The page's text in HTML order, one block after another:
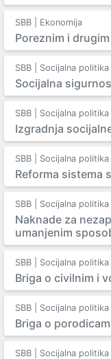
SBB | Ekonomija
Poreznim i
SBB | Socijalna politika
Socijalna
SBB | Socijalna politika
Izgradnja
SBB | Socijalna politika
Reforma sistema
SBB | Socijalna politika
Naknade za
umanjenim
SBB | Socijalna politika
Briga o civilnim i
SBB | Socijalna politika
Briga o
SBB | Socijalna politika